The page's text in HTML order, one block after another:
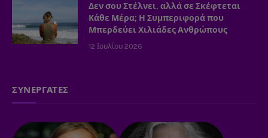
Δεν σου Στέλνει, αλλά σε Σκέφτεται
Κάθε Μέρα; Η Συμπεριφορά που
Μπερδεύει Χιλιάδες Ανθρώπους
12 Ιουλίου 2026
ΣΥΝΕΡΓΑΤΕΣ